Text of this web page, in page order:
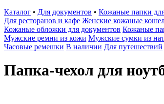
Каталог • Для документов • Кожаные папки
Для ресторанов и кафе Женские кожаные
Кожаные обложки для документов Кожаные
Мужские ремни из кожи Мужские сумки из
Часовые ремешки В наличии Для путешествий
Папка-чехол для